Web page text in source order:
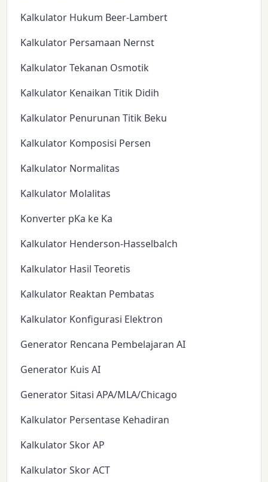
Kalkulator Hukum Beer-Lambert
Kalkulator Persamaan Nernst
Kalkulator Tekanan Osmotik
Kalkulator Kenaikan Titik Didih
Kalkulator Penurunan Titik Beku
Kalkulator Komposisi Persen
Kalkulator Normalitas
Kalkulator Molalitas
Konverter pKa ke Ka
Kalkulator Henderson-Hasselbalch
Kalkulator Hasil Teoretis
Kalkulator Reaktan Pembatas
Kalkulator Konfigurasi Elektron
Generator Rencana Pembelajaran AI
Generator Kuis AI
Generator Sitasi APA/MLA/Chicago
Kalkulator Persentase Kehadiran
Kalkulator Skor AP
Kalkulator Skor ACT